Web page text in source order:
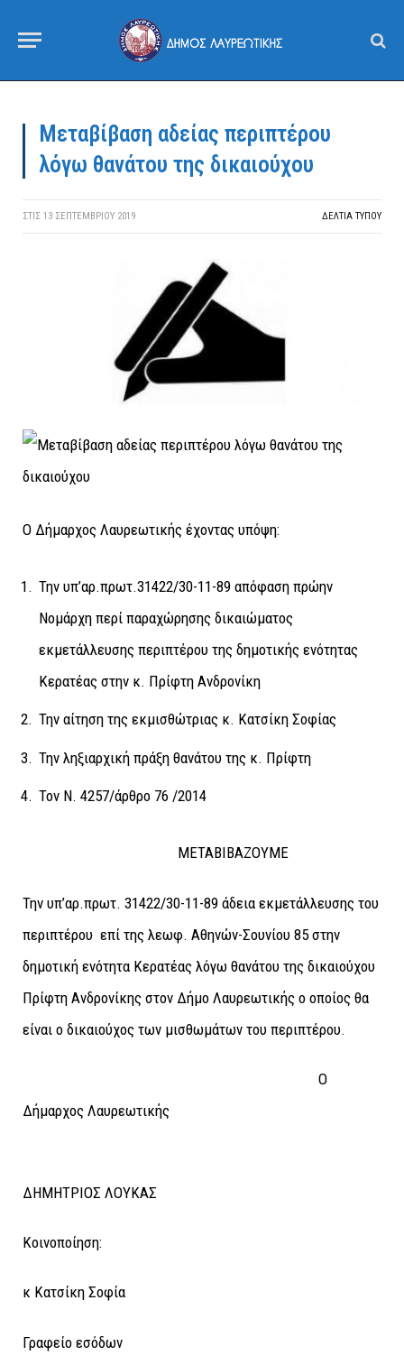
Μεταβίβαση αδείας περιπτέρου
λόγω θανάτου της δικαιούχου
ΣΤΙΣ 13 ΣΕΠΤΕΜΒΡΊΟΥ 2019 ΔΕΛΤΙΑ ΤΥΠΟΥ
Ο Δήμαρχος Λαυρεωτικής έχοντας υπόψη:
Την υπ’αρ.πρωτ.31422/30-11-89 απόφαση πρώην
Νομάρχη περί παραχώρησης δικαιώματος
εκμετάλλευσης περιπτέρου της δημοτικής ενότητας
Κερατέας στην κ. Πρίφτη Ανδρονίκη
Την αίτηση της εκμισθώτριας κ. Κατσίκη Σοφίας
Την ληξιαρχική πράξη θανάτου της κ. Πρίφτη
Τον Ν. 4257/άρθρο 76 /2014
ΜΕΤΑΒΙΒΑΖΟΥΜΕ
Την υπ’αρ.πρωτ. 31422/30-11-89 άδεια εκμετάλλευσης του
περιπτέρου επί της λεωφ. Αθηνών-Σουνίου 85 στην
δημοτική ενότητα Κερατέας λόγω θανάτου της δικαιούχου
Πρίφτη Ανδρονίκης στον Δήμο Λαυρεωτικής ο οποίος θα
είναι ο δικαιούχος των μισθωμάτων του περιπτέρου.
Ο
Δήμαρχος Λαυρεωτικής
ΔΗΜΗΤΡΙΟΣ ΛΟΥΚΑΣ
Κοινοποίηση:
κ Κατσίκη Σοφία
Γραφείο εσόδων